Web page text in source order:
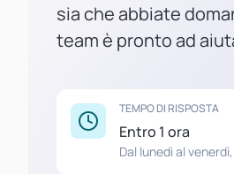
sia che abbiate
team è pronto ad
TEMPO DI RISPOSTA
Entro 1 ora
Dal lunedì al